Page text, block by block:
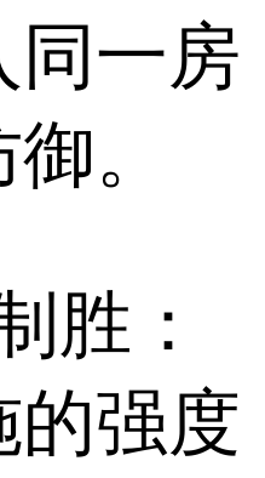
同一房
。
胜：
的强度